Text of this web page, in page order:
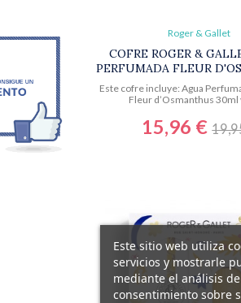
Roger & Gallet
COFRE ROGER &
PERFUMADA FLEUR
Este cofre incluye: Agua
Fleur d’Osmanthus 30ml y
15,96 €
Este sitio web utiliza
servicios y mostrarle
mediante el análisis
consentimiento sobre